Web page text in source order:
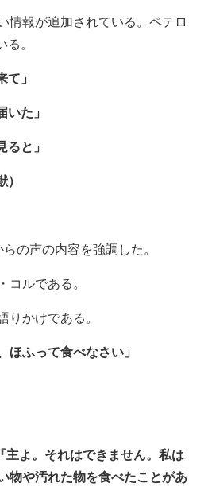
報が追加されている。ペテロ
る。
て」
いた」
ると」
）
の声の内容を強調した。
ルである。
かけである。
ほふって食べなさい」
主よ。それはできません。私は
物や汚れた物を食べたことがあ